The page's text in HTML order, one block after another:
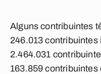
Alguns contribuintes
246.013 contribuintes
2.464.031
163.859